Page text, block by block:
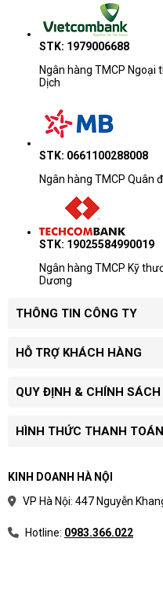
STK: 1979006688
Ngân hàng TMCP Ngoại
Dịch
STK: 0661100288008
Ngân hàng TMCP Quân
STK: 19025584990019
Ngân hàng TMCP Kỹ
Dương
THÔNG TIN CÔNG TY
HỖ TRỢ KHÁCH HÀNG
QUY ĐỊNH & CHÍNH SÁCH
HÌNH THỨC THANH TOÁN
KINH DOANH HÀ NỘI
VP Hà Nội: 447 Nguyễn
Hotline: 0983.366.022